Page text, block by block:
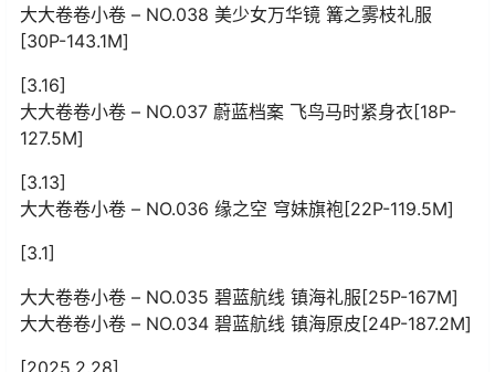
大大卷卷小卷 – NO.038 美少女万华镜 篝之雾枝礼服
[30P-143.1M]
[3.16]
大大卷卷小卷 – NO.037 蔚蓝档案 飞鸟马时紧身衣[18P-
127.5M]
[3.13]
大大卷卷小卷 – NO.036 缘之空 穹妹旗袍[22P-119.5M]
[3.1]
大大卷卷小卷 – NO.035 碧蓝航线 镇海礼服[25P-167M]
大大卷卷小卷 – NO.034 碧蓝航线 镇海原皮[24P-187.2M]
[2025.2.28]